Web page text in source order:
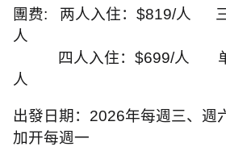
團费: 两人入住： $819/人
人
四人入住： $699/人
人
出發日期： 2026年每週三、週
加开每週一